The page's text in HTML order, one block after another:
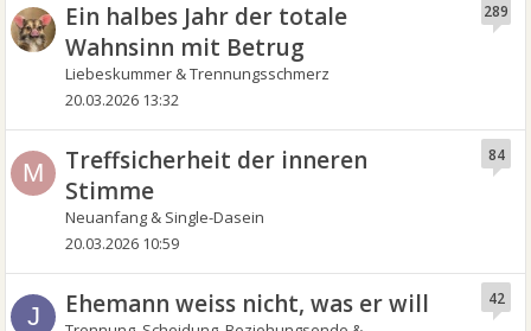
Ein halbes Jahr der totale
Wahnsinn mit Betrug
Liebeskummer & Trennungsschmerz
289
20.03.2026 13:32
M
Treffsicherheit der inneren
Stimme
Neuanfang & Single-Dasein
84
20.03.2026 10:59
J Ehemann weiss nicht, was er will 42